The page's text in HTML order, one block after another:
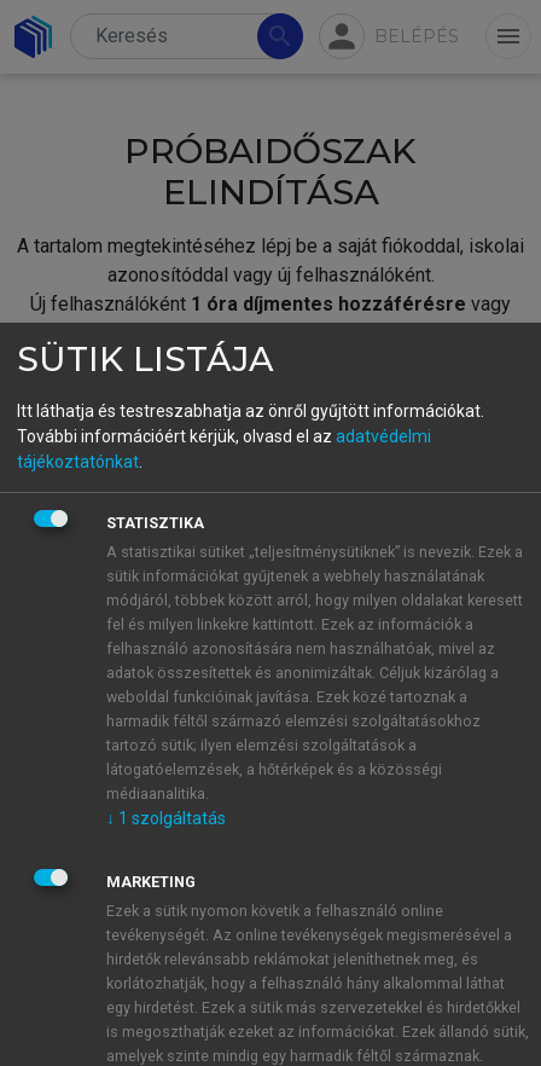
search person BELÉPÉS menu
PRÓBAIDŐSZAK
ELINDÍTÁSA
A tartalom megtekintéséhez lépj be a saját fiókoddal, iskolai
azonosítóddal vagy új felhasználóként.
Új felhasználóként 1 óra díjmentes hozzáférésre vagy
fiókoddal,vagy hozz létre új fiókot.
A regisztráció után apróbaidőszakautomatikusan
BELÉPÉS SAJÁT FIÓKKAL
ÚJ FIÓK LÉTREHOZÁSA
1 óra díjmentes hozzáférés
E-MAIL-CÍM
JELSZÓ
JELSZÓ ÚJRA
Kérek értesítést a MeRSZ újdonságairól, akcióiról.
SÜTIK LISTÁJA
Itt láthatja és testreszabhatja az önről gyűjtött információkat.
További információért kérjük, olvasd el az adatvédelmi
tájékoztatónkat
STATISZTIKA
A statisztikai sütiket „teljesítménysütiknek” is nevezik. Ezek a
sütik információkat gyűjtenek a webhely használatának
módjáról, többek között arról, hogy milyen oldalakat keresett
fel és milyen linkekre kattintott. Ezek az információk a
felhasználó azonosítására nem használhatóak, mivel az
adatok összesítettek és anonimizáltak. Céljuk kizárólag a
weboldal funkcióinak javítása. Ezek közé tartoznak a
harmadik féltől származó elemzési szolgáltatásokhoz
tartozó sütik; ilyen elemzési szolgáltatások a
látogatóelemzések, a hőtérképek és a közösségi
médiaanalitika.
↓ 1 szolgáltatás
MARKETING
Ezek a sütik nyomon követik a felhasználó online
tevékenységét. Az online tevékenységek megismerésével a
hirdetők relevánsabb reklámokat jeleníthetnek meg, és
korlátozhatják, hogy a felhasználó hány alkalommal láthat
egy hirdetést. Ezek a sütik más szervezetekkel és hirdetőkkel
is megoszthatják ezeket az információkat. Ezek állandó sütik,
amelyek szinte mindig egy harmadik féltől származnak.